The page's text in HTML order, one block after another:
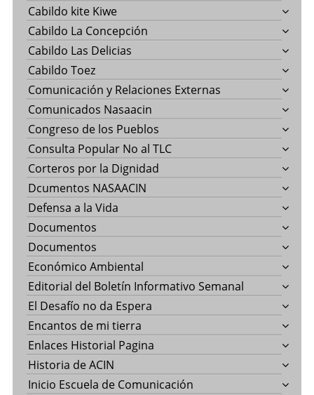
Cabildo kite Kiwe
Cabildo La Concepción
Cabildo Las Delicias
Cabildo Toez
Comunicación y Relaciones Externas
Comunicados Nasaacin
Congreso de los Pueblos
Consulta Popular No al TLC
Corteros por la Dignidad
Dcumentos NASAACIN
Defensa a la Vida
Documentos
Documentos
Económico Ambiental
Editorial del Boletín Informativo Semanal
El Desafío no da Espera
Encantos de mi tierra
Enlaces Historial Pagina
Historia de ACIN
Inicio Escuela de Comunicación